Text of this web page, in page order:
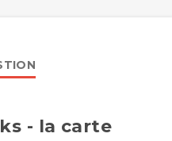
- la carte